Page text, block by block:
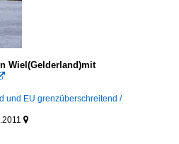
Wiel(Gelderland)mit
und EU grenzüberschreitend /
